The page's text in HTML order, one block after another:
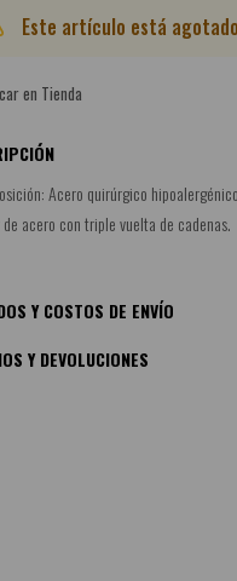
Este artículo está
en Tienda
Acero quirúrgico
acero con triple vuelta de cadenas.
Y COSTOS DE ENVÍO
Y DEVOLUCIONES